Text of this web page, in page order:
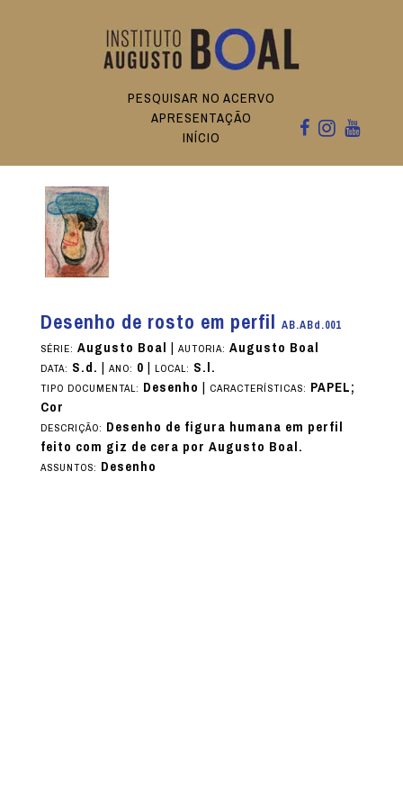
PESQUISAR NO ACERVO
APRESENTAÇÃO
INÍCIO
Desenho de rosto em perfil AB.ABd.001
SÉRIE: Augusto Boal | AUTORIA: Augusto Boal
DATA: S.d. | ANO: 0| LOCAL: S.l.
TIPO DOCUMENTAL: Desenho | CARACTERÍSTICAS: PAPEL;
Cor
DESCRIÇÃO: Desenho de figura humana em perfil
feito com giz de cera por Augusto Boal.
ASSUNTOS: Desenho